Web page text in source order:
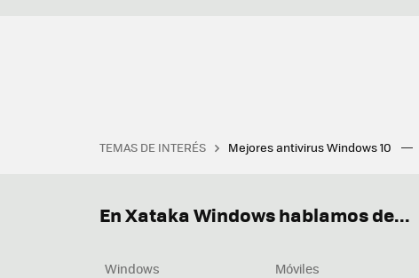
TEMAS DE INTERÉS Mejores antivirus Windows 10
En Xataka Windows hablamos de...
Windows Móviles